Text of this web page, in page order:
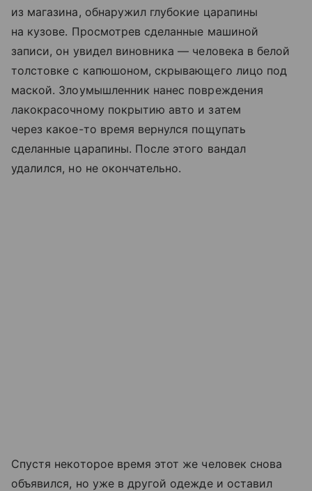
из магазина, обнаружил глубокие царапины
на кузове. Просмотрев сделанные машиной
записи, он увидел виновника — человека в белой
толстовке с капюшоном, скрывающего лицо под
маской. Злоумышленник нанес повреждения
лакокрасочному покрытию авто и затем
через какое-то время вернулся пощупать
сделанные царапины. После этого вандал
удалился, но не окончательно.
Спустя некоторое время этот же человек снова
объявился, но уже в другой одежде и оставил